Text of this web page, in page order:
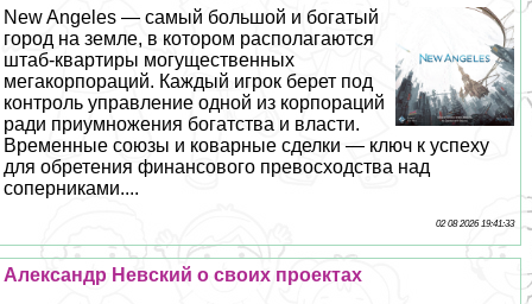
New Angeles — самый большой и богатый
город на земле, в котором располагаются
штаб-квартиры могущественных
мегакорпораций. Каждый игрок берет под
контроль управление одной из корпораций
ради приумножения богатства и власти.
Временные союзы и коварные сделки — ключ к успеху
для обретения финансового превосходства над
соперниками....
02 08 2026 19:41:33
Александр Невский о своих проектах